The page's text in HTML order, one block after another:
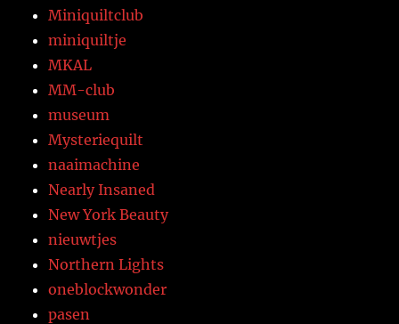
Miniquiltclub
miniquiltje
MKAL
MM-club
museum
Mysteriequilt
naaimachine
Nearly Insaned
New York Beauty
nieuwtjes
Northern Lights
oneblockwonder
pasen